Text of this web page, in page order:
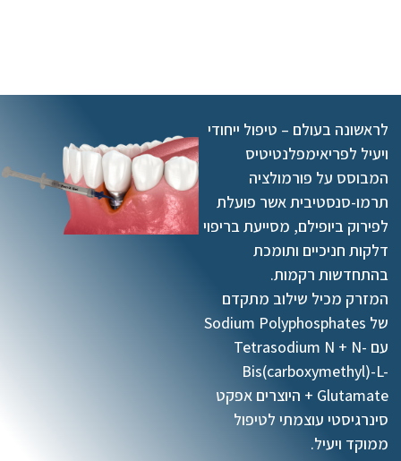
לראשונה בעולם – טיפול ייחודי
ויעיל לפריאימפלנטיטיס
המבוסס על פורמולציה
תרמו-סנסטיבית אשר פועלת
לפירוק ביופילם, מסייעת בריפוי
דלקות חניכיים ותומכת
בהתחדשות רקמות.
המזרק מכיל שילוב מתקדם
של Sodium Polyphosphates
עם Tetrasodium N + N-
Bis(carboxymethyl)-L-
Glutamate + היוצרים אפקט
סינרגיסטי עוצמתי לטיפול
ממוקד ויעיל.